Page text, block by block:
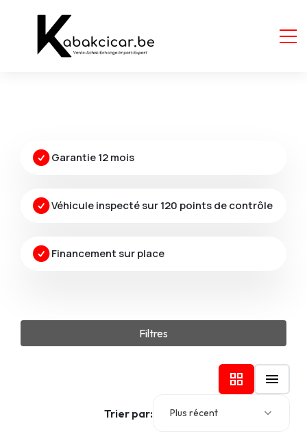
Garantie 12 mois
Véhicule inspecté sur 120 points de contrôle
Financement sur place
Filtres
Trier par: Plus récent